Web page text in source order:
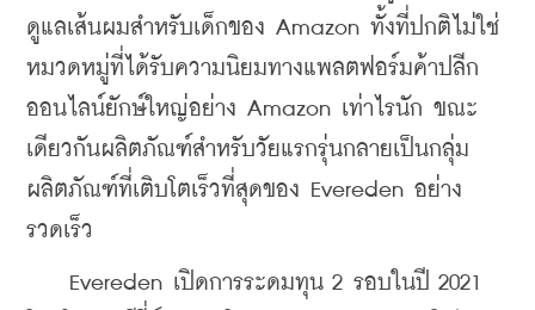
ดูแลเส้นผมสำหรับเด็กของ Amazon ทั้งที่ปกติไม่ใช่
หมวดหมู่ที่ได้รับความนิยมทางแพลตฟอร์มค้าปลีก
ออนไลน์ยักษ์ใหญ่อย่าง Amazon เท่าไรนัก ขณะ
เดียวกันผลิตภัณฑ์สำหรับวัยแรกรุ่นกลายเป็นกลุ่ม
ผลิตภัณฑ์ที่เติบโตเร็วที่สุดของ Evereden อย่าง
รวดเร็ว
Evereden เปิดการระดมทุน 2 รอบในปี 2021